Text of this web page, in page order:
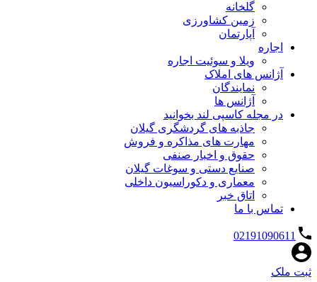
گلخانه
زمین کشاورزی
آپارتمان
اجاره
ویلا و سوئیت اجاره
آژانس های املاک
نمایندگان
آژانس ها
در مجله کاسپی لند بخوانید
جاذبه های گردشگری گیلان
مهارت های مذاکره و فروش
حقوق و اخبار صنفی
صنایع دستی و سوغات گیلان
معماری و دکوراسیون داخلی
اتاق خبر
تماس با ما
02191090611
ثبت ملک